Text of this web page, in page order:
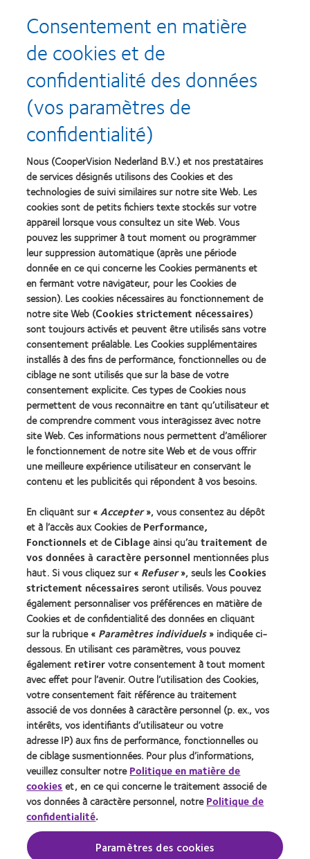
Recompenses
Learn
more
about
Récompense
Silmo
d’Or
du
meilleur
produit
pour
MyDay™
(2013)
Learn
more
about
Contact
Lens
Product
of
the
Year
(2013)
Learn
more
about
2012
&
2010
Best
Companies
for
Leaders
(2012)
Learn
more
about
2011
Best
Factory
Awards
(2011)
Learn
more
about
ODMA
2011
(2011)
Learn
more
about
2012
REBRAND
100®
Global
Award
(2012)
Nos produits
Technologie des lentilles de contact
Trouver un specialiste
Lentilles de contact et vision
Nouveau porteur
Porteur de longue date
À propos de CooperVision
Carrières
Actualites
Contact
Legal
Politique de confidentialité
Cookies
Conditions d'utilisation
Consentement en matière
de cookies et de
confidentialité des données
(vos paramètres de
confidentialité)
Nous (CooperVision Nederland B.V.) et nos prestataires
de services désignés utilisons des Cookies et des
technologies de suivi similaires sur notre site Web. Les
cookies sont de petits fichiers texte stockés sur votre
appareil lorsque vous consultez un site Web. Vous
pouvez les supprimer à tout moment ou programmer
leur suppression automatique (après une période
donnée en ce qui concerne les Cookies permanents et
en fermant votre navigateur, pour les Cookies de
session). Les cookies nécessaires au fonctionnement de
notre site Web (Cookies strictement nécessaires)
sont toujours activés et peuvent être utilisés sans votre
consentement préalable. Les Cookies supplémentaires
installés à des fins de performance, fonctionnelles ou de
ciblage ne sont utilisés que sur la base de votre
consentement explicite. Ces types de Cookies nous
permettent de vous reconnaitre en tant qu’utilisateur et
de comprendre comment vous interagissez avec notre
site Web. Ces informations nous permettent d’améliorer
le fonctionnement de notre site Web et de vous offrir
une meilleure expérience utilisateur en conservant le
contenu et les publicités qui répondent à vos besoins.
En cliquant sur «Accepter», vous consentez au dépôt
et à l’accès aux Cookies dePerformance,
Fonctionnelset deCiblageainsi qu’autraitement de
vos données à caractère personnel mentionnées plus
haut. Si vous cliquez sur « Refuser», seuls lesCookies
strictement nécessairesseront utilisés. Vous pouvez
également personnaliser vos préférences en matière de
Cookies et de confidentialité des données en cliquant
sur la rubrique « Paramètres individuels» indiquée ci-
dessous. En utilisant ces paramètres, vous pouvez
également retirervotre consentement à tout moment
avec effet pour l’avenir. Outre l’utilisation des Cookies,
votre consentement fait référence au traitement
associé de vos données à caractère personnel (p. ex., vos
intérêts, vos identifiants d’utilisateur ou votre
adresse IP) aux fins de performance, fonctionnelles ou
de ciblage susmentionnées. Pour plus d’informations,
veuillez consulter notrePolitique en matière de
cookieset, en ce qui concerne le traitement associé de
vos données à caractère personnel, notrePolitique de
confidentialité.
Paramètres des cookies